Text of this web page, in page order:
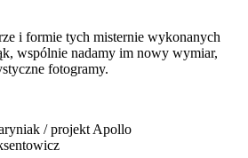
i formie tych misternie wykonanych
wspólnie nadamy im nowy wymiar,
fotogramy.
/ projekt Apollo